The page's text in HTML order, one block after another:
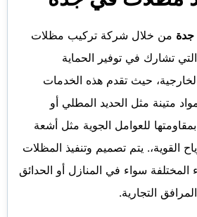
جدة من خلال شركة تركيب مظلات
تشارك في توفير الحماية
حيث تقدم هذه الخدمات
متينة مثل الحديد المطلي أو
بمقاومتها للعوامل الجوية مثل أشعة
القوية،. يتم تصميم وتنفيذ المظلات
المختلفة سواء في المنازل أو الحدائق
التجارية.